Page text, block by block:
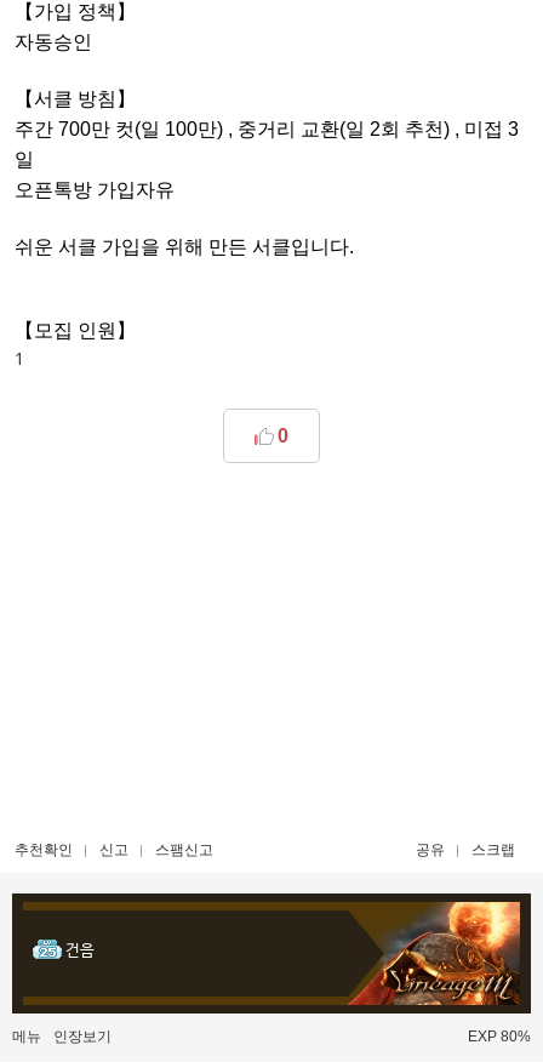
【가입 정책】
자동승인
【서클 방침】
주간 700만 컷(일 100만) , 중거리 교환(일 2회 추천) , 미접 3
일
오픈톡방 가입자유
쉬운 서클 가입을 위해 만든 서클입니다.
【모집 인원】
1
0
추천확인 신고 스팸신고 공유 스크랩
건음
메뉴 인장보기 EXP 80%